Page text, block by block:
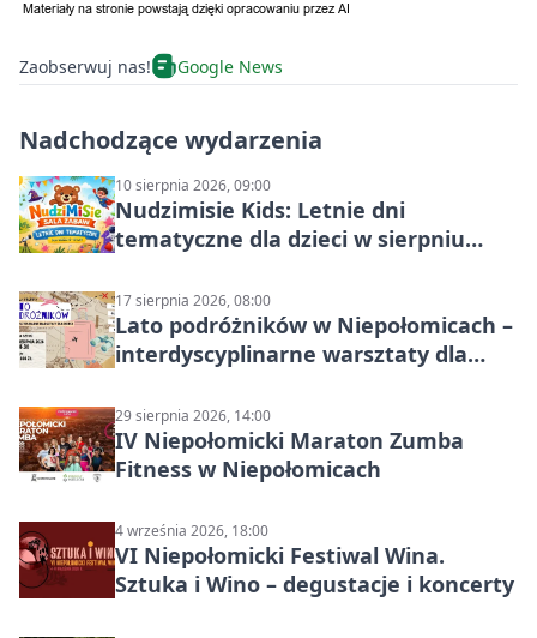
Zaobserwuj nas! Google News
Nadchodzące wydarzenia
10 sierpnia 2026, 09:00
Nudzimisie Kids: Letnie dni
tematyczne dla dzieci w sierpniu
17 sierpnia 2026, 08:00
Lato podróżników w Niepołomicach –
interdyscyplinarne warsztaty dla
29 sierpnia 2026, 14:00
IV Niepołomicki Maraton Zumba
Fitness w Niepołomicach
4 września 2026, 18:00
VI Niepołomicki Festiwal Wina.
Sztuka i Wino – degustacje i koncerty